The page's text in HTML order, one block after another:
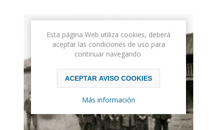
Esta página Web utiliza cookies, deberá
aceptar las condiciones de uso para
continuar navegando.
ACEPTAR AVISO COOKIES
Más información